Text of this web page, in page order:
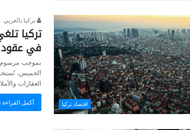
اقتصاد تركيا
تركيا بالعربي
تركيا
في عقود
بموجب مرسوم
الخميس،
العقارات
أكمل القراءة